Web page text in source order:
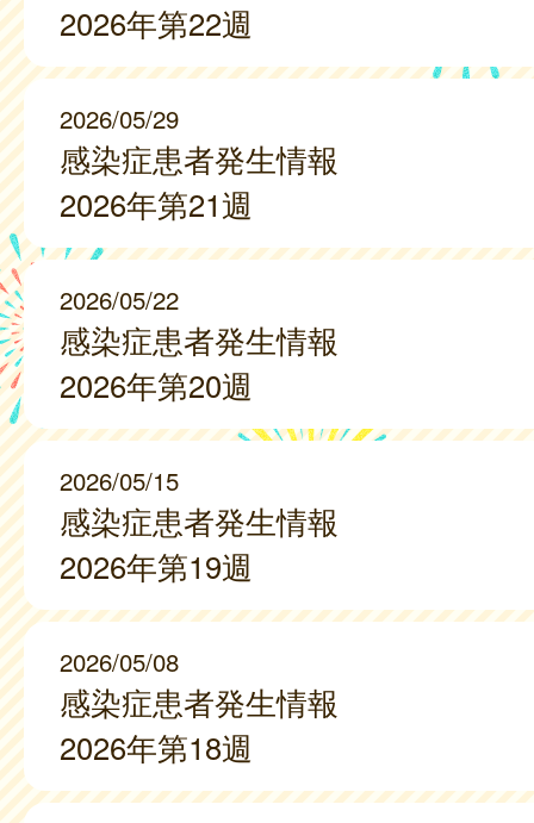
2026年第22週
2026/05/29
感染症患者発生情報
2026年第21週
2026/05/22
感染症患者発生情報
2026年第20週
2026/05/15
感染症患者発生情報
2026年第19週
2026/05/08
感染症患者発生情報
2026年第18週